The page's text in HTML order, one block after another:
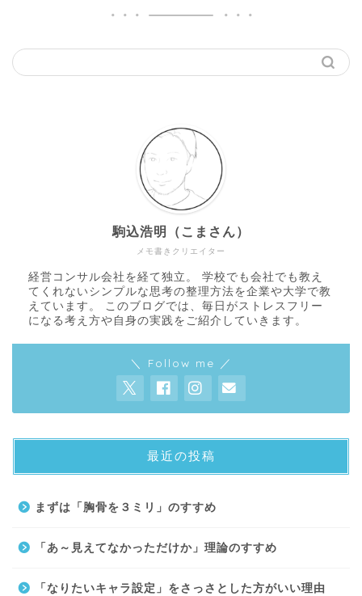
メモ書きクリエイター
駒込浩明（こまさん）
経営コンサル会社を経て独立。 学校でも会社でも教え
てくれないシンプルな思考の整理方法を企業や大学で教
えています。 このブログでは、毎日がストレスフリー
になる考え方や自身の実践をご紹介していきます。
＼ Follow me ／
最近の投稿
まずは「胸骨を３ミリ」のすすめ
「あ～見えてなかっただけか」理論のすすめ
「なりたいキャラ設定」をさっさとした方がいい理由
サイトマップ